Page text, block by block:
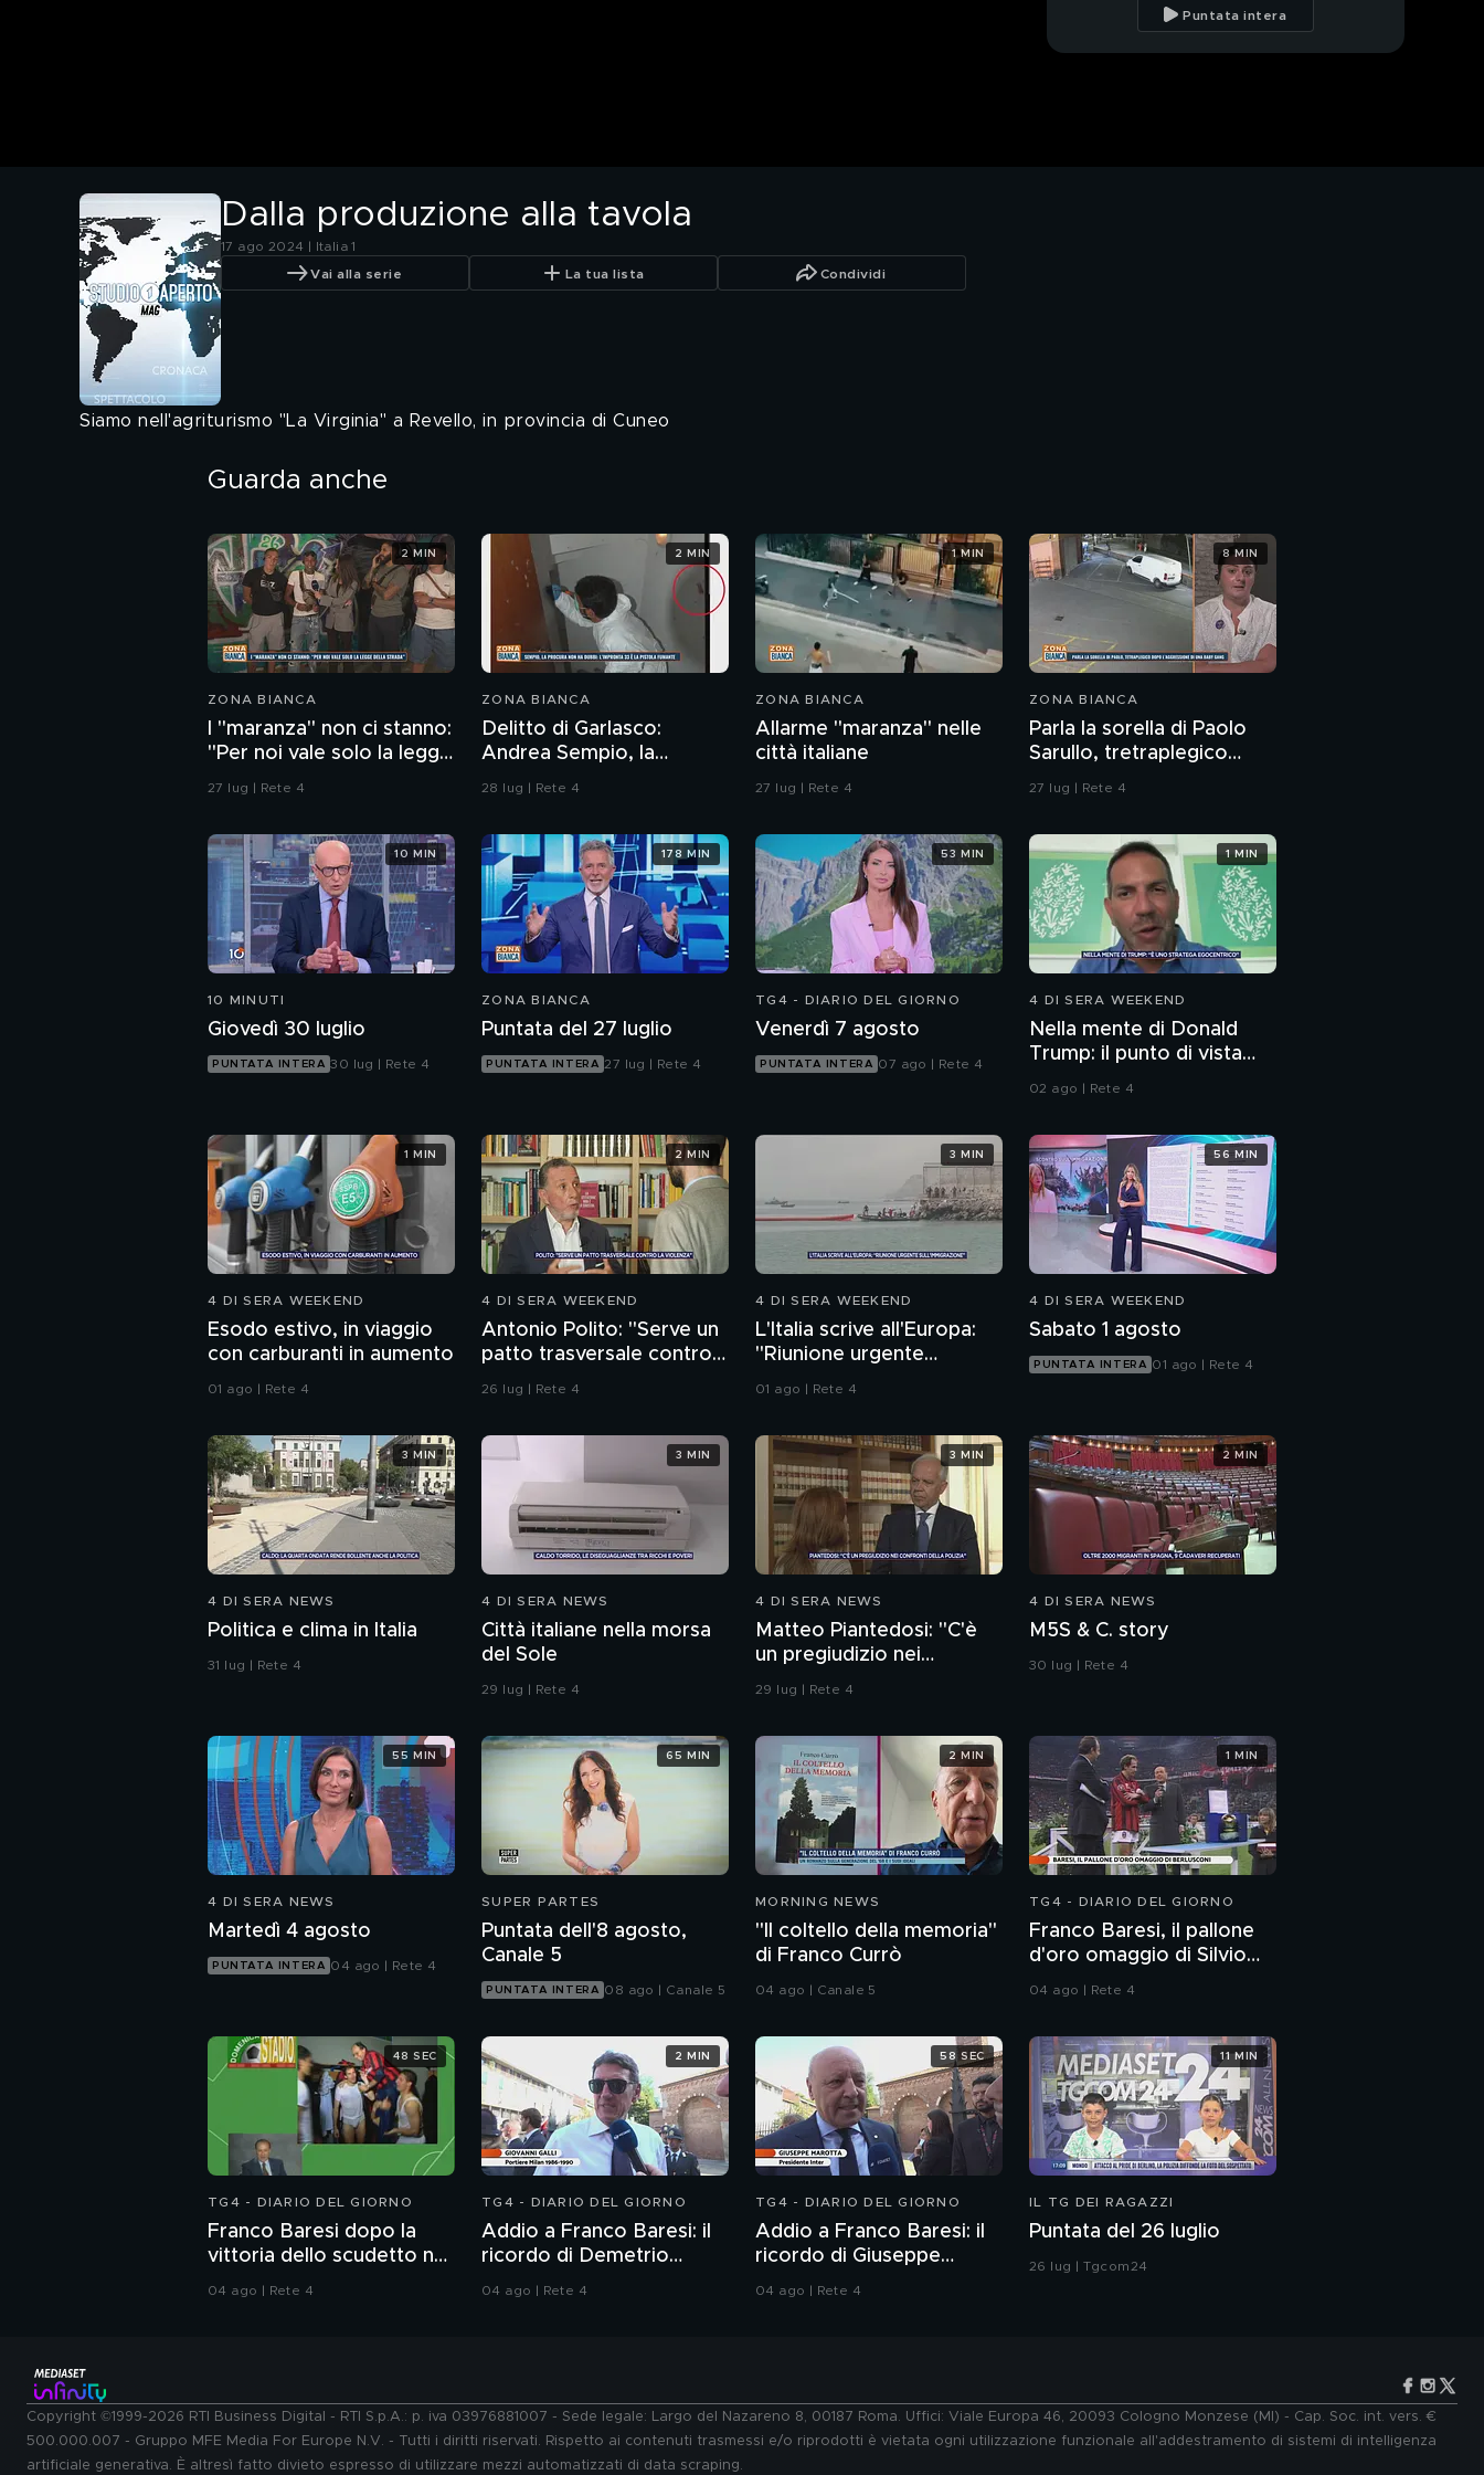
tavola
Puntata intera
Dalla produzione alla tavola
17 ago 2024 | Italia 1
Vai alla serie La tua lista Condividi
Siamo nell'agriturismo "La Virginia" a Revello, in provincia di Cuneo
Guarda anche
ZONA BIANCA
I "maranza" non ci stanno:
"Per noi vale solo la legge
della strada"
27 lug | Rete 4
2 MIN
ZONA BIANCA
Delitto di Garlasco:
Andrea Sempio, la
Procura di Pavia non ha
28 lug | Rete 4
2 MIN
ZONA BIANCA
Allarme "maranza" nelle
città italiane
27 lug | Rete 4
1 MIN
ZONA BIANCA
Parla la sorella di Paolo
Sarullo, tretraplegico
dopo l'aggressione di una
27 lug | Rete 4
8 MIN
10 MINUTI
Giovedì 30 luglio
PUNTATA INTERA 30 lug | Rete 4
10 MIN
ZONA BIANCA
Puntata del 27 luglio
PUNTATA INTERA 27 lug | Rete 4
178 MIN
TG4 - DIARIO DEL GIORNO
Venerdì 7 agosto
PUNTATA INTERA 07 ago | Rete 4
53 MIN
4 DI SERA WEEKEND
Nella mente di Donald
Trump: il punto di vista
dello psichiatra Leonardo
02 ago | Rete 4
1 MIN
4 DI SERA WEEKEND
Esodo estivo, in viaggio
con carburanti in aumento
01 ago | Rete 4
1 MIN
4 DI SERA WEEKEND
Antonio Polito: "Serve un
patto trasversale contro
la violenza"
26 lug | Rete 4
2 MIN
4 DI SERA WEEKEND
L'Italia scrive all'Europa:
"Riunione urgente
sull'immigrazione"
01 ago | Rete 4
3 MIN
4 DI SERA WEEKEND
Sabato 1 agosto
PUNTATA INTERA 01 ago | Rete 4
56 MIN
4 DI SERA NEWS
Politica e clima in Italia
31 lug | Rete 4
3 MIN
4 DI SERA NEWS
Città italiane nella morsa
del Sole
29 lug | Rete 4
3 MIN
4 DI SERA NEWS
Matteo Piantedosi: "C'è
un pregiudizio nei
confronti della polizia"
29 lug | Rete 4
3 MIN
4 DI SERA NEWS
M5S & C. story
30 lug | Rete 4
2 MIN
4 DI SERA NEWS
Martedì 4 agosto
PUNTATA INTERA 04 ago | Rete 4
55 MIN
SUPER PARTES
Puntata dell'8 agosto,
Canale 5
PUNTATA INTERA 08 ago | Canale 5
65 MIN
MORNING NEWS
"Il coltello della memoria"
di Franco Currò
04 ago | Canale 5
2 MIN
TG4 - DIARIO DEL GIORNO
Franco Baresi, il pallone
d'oro omaggio di Silvio
Berlusconi
04 ago | Rete 4
1 MIN
TG4 - DIARIO DEL GIORNO
Franco Baresi dopo la
vittoria dello scudetto nel
04 ago | Rete 4
48 SEC
TG4 - DIARIO DEL GIORNO
Addio a Franco Baresi: il
ricordo di Demetrio
Albertini, Clarence
04 ago | Rete 4
2 MIN
TG4 - DIARIO DEL GIORNO
Addio a Franco Baresi: il
ricordo di Giuseppe
Marotta, Presidente
04 ago | Rete 4
58 SEC
IL TG DEI RAGAZZI
Puntata del 26 luglio
26 lug | Tgcom24
11 MIN
Copyright ©1999-2026 RTI Business Digital - RTI S.p.A.: p. iva 03976881007 - Sede legale: Largo del Nazareno 8, 00187 Roma. Uffici: Viale Europa 46, 20093 Cologno Monzese (MI) - Cap. Soc. int. vers. €
500.000.007 - Gruppo MFE Media For Europe N.V. - Tutti i diritti riservati. Rispetto ai contenuti trasmessi e/o riprodotti è vietata ogni utilizzazione funzionale all'addestramento di sistemi di intelligenza
artificiale generativa. È altresì fatto divieto espresso di utilizzare mezzi automatizzati di data scraping.